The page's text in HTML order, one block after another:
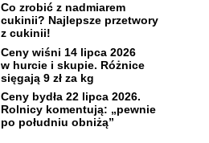
Co zrobić z nadmiarem
cukinii? Najlepsze przetwory
z cukinii!
Ceny wiśni 14 lipca 2026
w hurcie i skupie. Różnice
sięgają 9 zł za kg
Ceny bydła 22 lipca 2026.
Rolnicy komentują: „pewnie
po południu obniżą”